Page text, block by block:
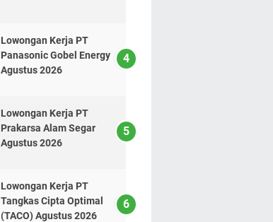
Lowongan Kerja PT
Panasonic Gobel Energy
Agustus 2026
Lowongan Kerja PT
Prakarsa Alam Segar
Agustus 2026
Lowongan Kerja PT
Tangkas Cipta Optimal
(TACO) Agustus 2026